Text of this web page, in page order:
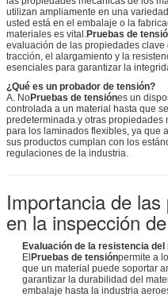
utilizan ampliamente en una
usted está en el embalaje o la
materiales es vital.Pruebas de
evaluación de las propiedades
tracción, el alargamiento y la
esenciales para garantizar la
¿Qué es un probador de tensión?
A. NoPruebas de tensiónes un
controlada a un material hasta que
predeterminada.y otras
para los laminados flexibles, ya que
sus productos cumplan con los
regulaciones de la industria.
Importancia de
en la inspección
Evaluación de la resistencia del
ElPruebas de tensiónpermite a
que un material puede soportar
garantizar la durabilidad del
embalaje hasta la industria